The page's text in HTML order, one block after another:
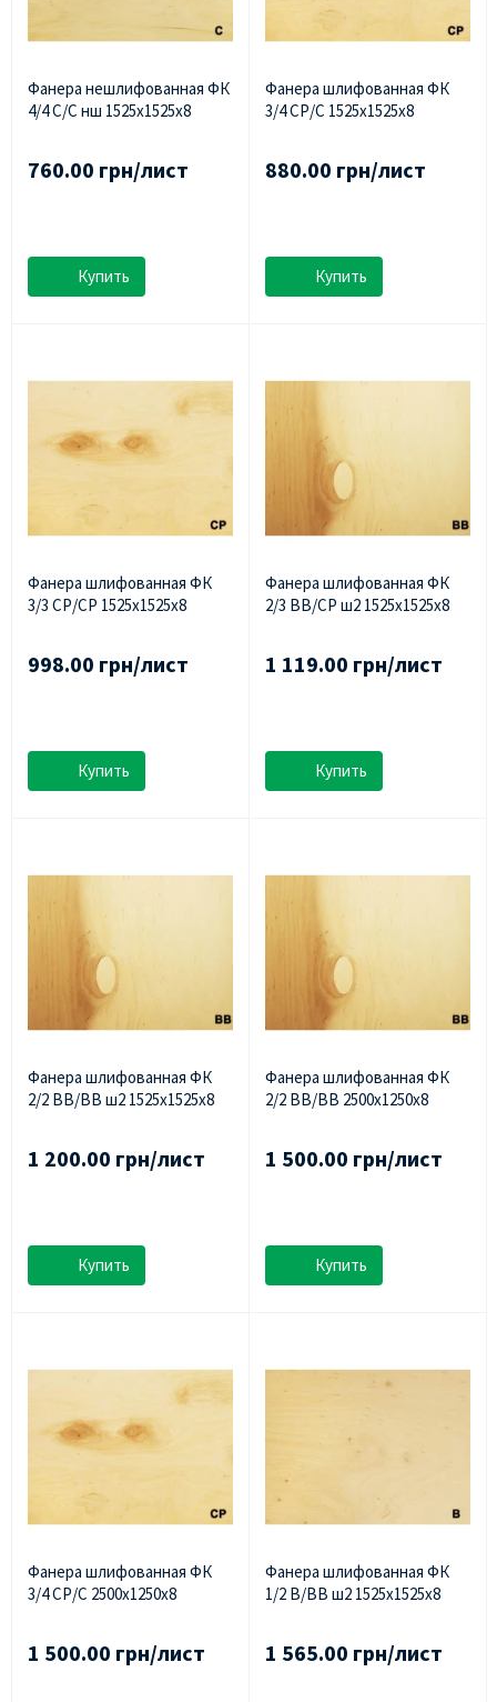
Фанера нешлифованная ФК
4/4 С/С нш 1525х1525х8
760.00 грн/лист
Купить
Фанера шлифованная ФК
3/4 СР/С 1525х1525х8
880.00 грн/лист
Купить
Фанера шлифованная ФК
3/3 СР/СР 1525х1525х8
998.00 грн/лист
Купить
Фанера шлифованная ФК
2/3 ВВ/СР ш2 1525х1525х8
1 119.00 грн/лист
Купить
Фанера шлифованная ФК
2/2 ВВ/ВВ ш2 1525х1525х8
1 200.00 грн/лист
Купить
Фанера шлифованная ФК
2/2 BB/BB 2500х1250х8
1 500.00 грн/лист
Купить
Фанера шлифованная ФК
3/4 СР/С 2500х1250х8
1 500.00 грн/лист
Фанера шлифованная ФК
1/2 В/ВВ ш2 1525х1525х8
1 565.00 грн/лист